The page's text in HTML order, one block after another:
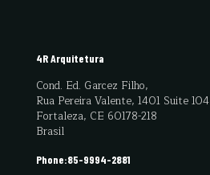
4R Arquitetura
Cond. Ed. Garcez Filho,
Rua Pereira Valente, 1401 Suite 104
Fortaleza, CE 60178-218
Brasil
Phone:85-9994-2881